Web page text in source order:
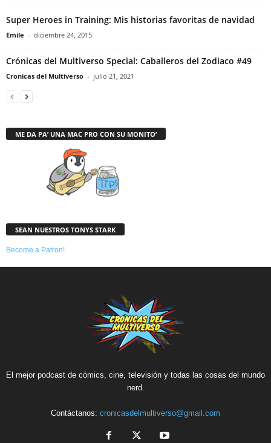
Super Heroes in Training: Mis historias favoritas de navidad
Emile - diciembre 24, 2015
Crónicas del Multiverso Special: Caballeros del Zodiaco #49
Cronicas del Multiverso - julio 21, 2021
ME DA PA’ UNA MAC PRO CON SU MONITO’
SEAN NUESTROS TONYS STARK
Become a Patron!
El mejor podcast de cómics, cine, televisión y todas las cosas del mundo
nerd.
Contáctanos: cronicasdelmultiverso@gmail.com